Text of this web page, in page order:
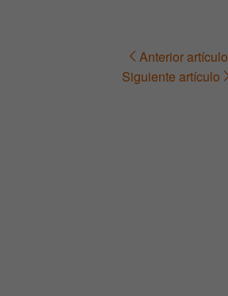
Navegación Anterior artículo
Siguiente artículo